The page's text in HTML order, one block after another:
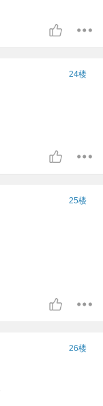
24楼
25楼
26楼